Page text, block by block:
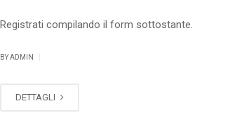
Registrati compilando il form sottostante.
BY ADMIN
DETTAGLI